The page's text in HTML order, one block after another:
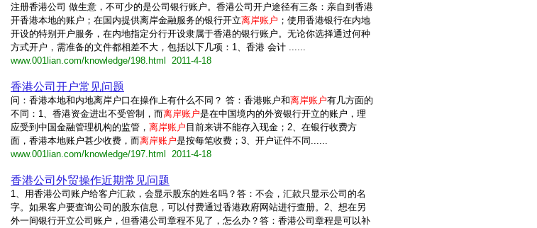
注册香港公司 做生意，不可少的是公司银行账户。香港公司开户途径有三条：亲自到香港
开香港本地的账户；在国内提供离岸金融服务的银行开立离岸账户 ；使用香港银行在内地
开设的特别开户服务，在内地指定分行开设隶属于香港的银行账户。无论你选择通过何种
方式开户，需准备的文件都相差不大，包括以下几项：1、香港 会计 ......
www.001lian.com/knowledge/198.html 2011-4-18
香港公司开户常见问题
问：香港本地和内地离岸户口在操作上有什么不同？ 答：香港账户和离岸账户有几方面的
不同：1、香港资金进出不受管制，而离岸账户是在中国境内的外资银行开立的账户，理
应受到中国金融管理机构的监管， 离岸账户 目前来讲不能存入现金；2、在银行收费方
面，香港本地账户甚少收费，而离岸账户是按每笔收费；3、开户证件不同......
www.001lian.com/knowledge/197.html 2011-4-18
香港公司外贸操作近期常见问题
1、用香港公司账户给客户汇款，会显示股东的姓名吗？答：不会，汇款只显示公司的名
字。如果客户要查询公司的股东信息，可以付费通过香港政府网站进行查册。2、想在另
外一间银行开立公司账户，但香港公司章程不见了，怎么办？答：香港公司章程是可以补